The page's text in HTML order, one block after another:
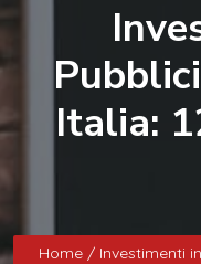
Italia:
Home / Investimenti